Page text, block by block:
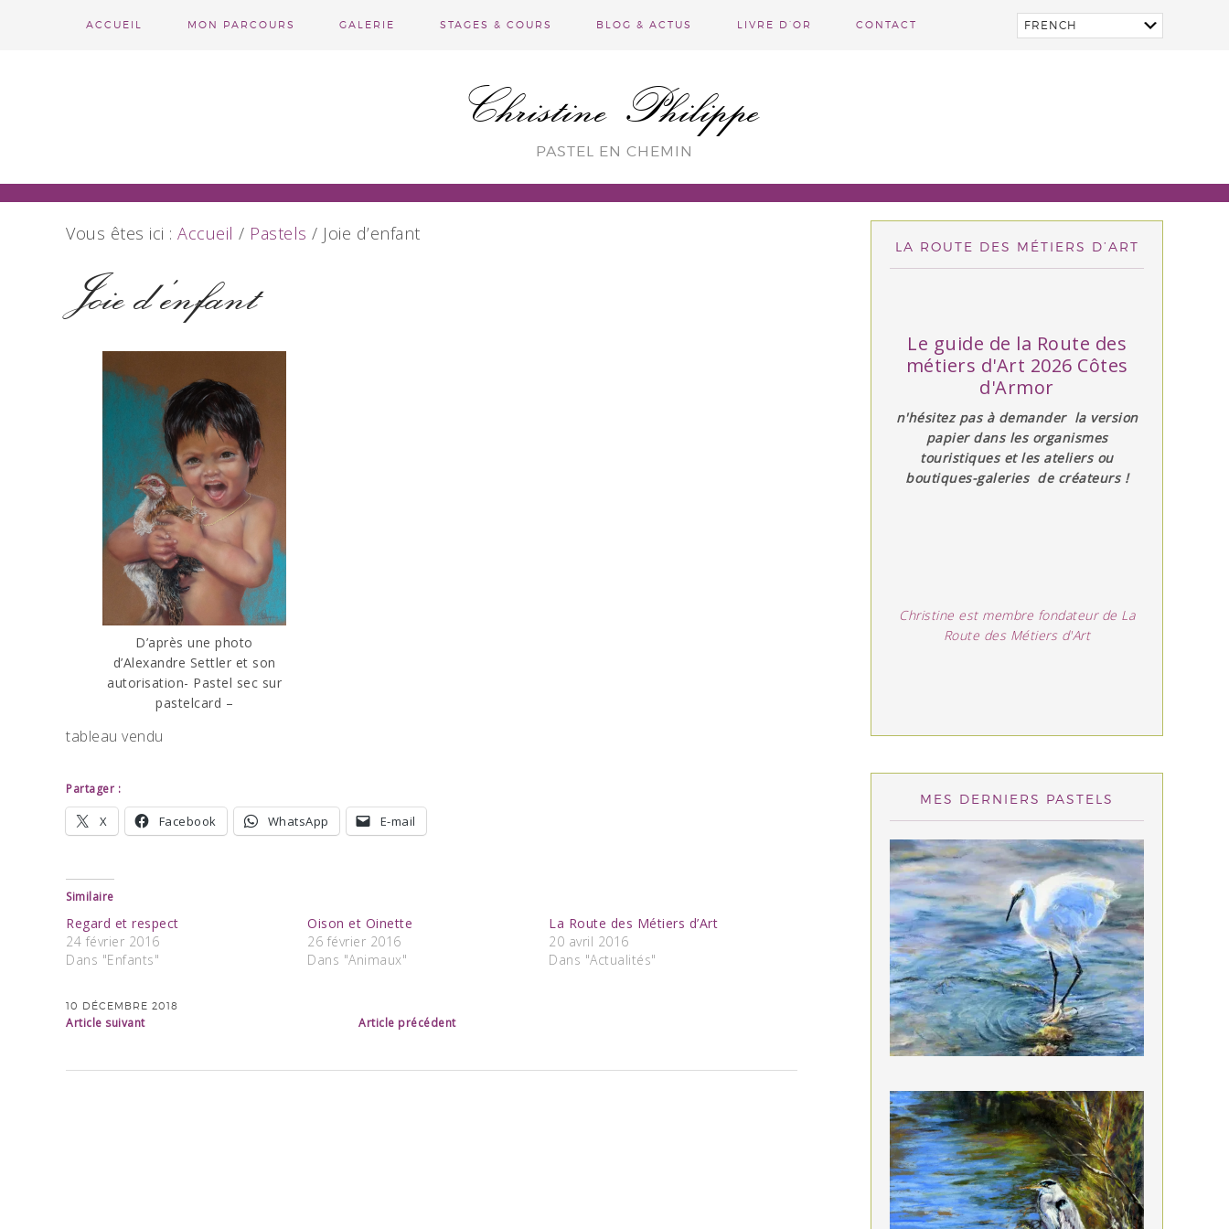
ACCUEIL MON PARCOURS GALERIE STAGES & COURS BLOG & ACTUS LIVRE D’OR CONTACT
Christine Philippe
PASTEL EN CHEMIN
Vous êtes ici : Accueil / Pastels / Joie d’enfant
Joie d’enfant
D’après une photo
d’Alexandre Settler et son
autorisation- Pastel sec sur
pastelcard –
tableau vendu
Partager :
X Facebook WhatsApp E-mail
Similaire
Regard et respect
24 février 2016
Dans "Enfants"
Oison et Oinette
26 février 2016
Dans "Animaux"
La Route des Métiers d’Art
20 avril 2016
Dans "Actualités"
10 DÉCEMBRE 2018
Article suivant Article précédent
LA ROUTE DES MÉTIERS D’ART
Le guide de la Route des
métiers d'Art 2026 Côtes
d'Armor
n'hésitez pas à demander la version
papier dans les organismes
touristiques et les ateliers ou
boutiques-galeries de créateurs !
Christine est membre fondateur de La
Route des Métiers d'Art
MES DERNIERS PASTELS